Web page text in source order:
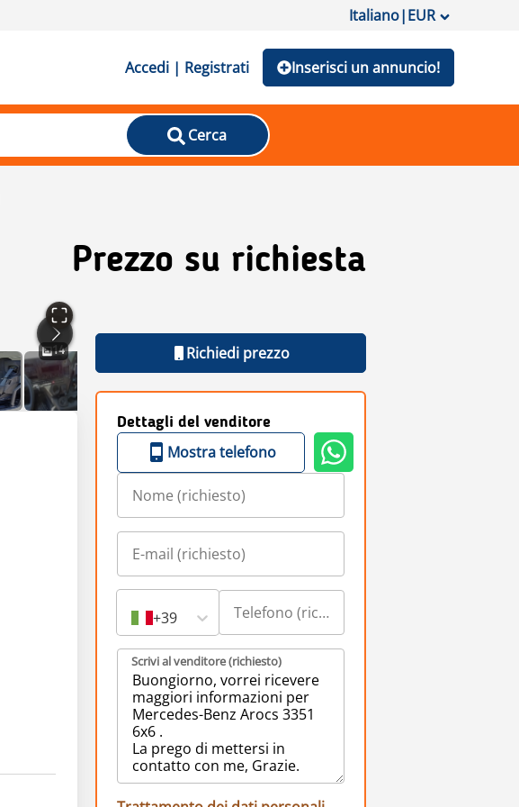
Italiano|EUR
Accedi | Registrati Inserisci un annuncio!
Cerca
Prezzo su richiesta
14 Richiedi prezzo
Dettagli del venditore
Mostra telefono
+39
Scrivi al venditore (richiesto)